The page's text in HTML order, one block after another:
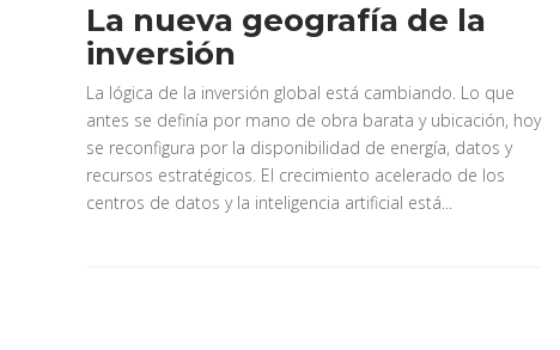
La nueva geografía de la
inversión
La lógica de la inversión global está cambiando. Lo que
antes se definía por mano de obra barata y ubicación, hoy
se reconfigura por la disponibilidad de energía, datos y
recursos estratégicos. El crecimiento acelerado de los
centros de datos y la inteligencia artificial está...